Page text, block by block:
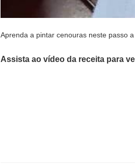
Aprenda a pintar cenouras neste passo a
Assista ao vídeo da receita para